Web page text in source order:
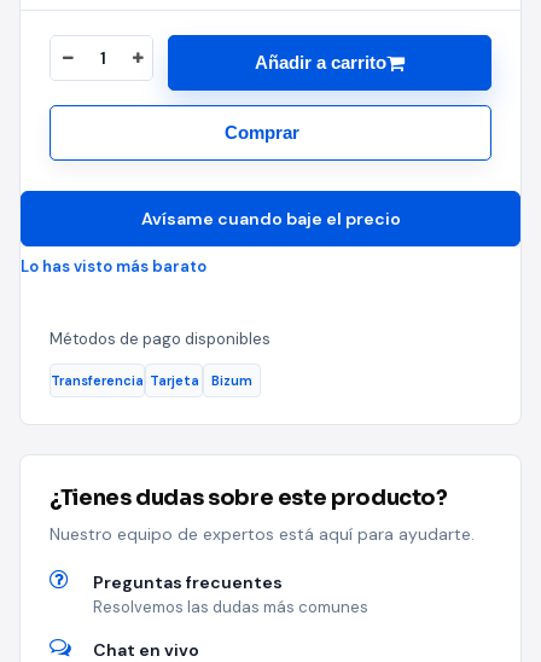
Añadir a carrito
Comprar
Avísame cuando baje el precio
Lo has visto más barato
Métodos de pago disponibles
Transferencia Tarjeta Bizum
¿Tienes dudas sobre este producto?
Nuestro equipo de expertos está aquí para ayudarte.
Preguntas frecuentes
Resolvemos las dudas más comunes
Chat en vivo